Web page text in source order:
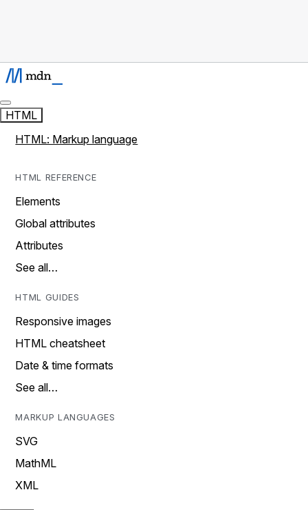
HTML
HTML: Markup language
HTML REFERENCE
Elements
Global attributes
Attributes
See all…
HTML GUIDES
Responsive images
HTML cheatsheet
Date & time formats
See all…
MARKUP LANGUAGES
SVG
MathML
XML